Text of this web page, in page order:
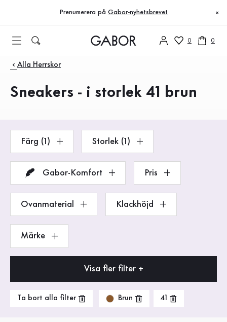
Till innehållsförteckning
Till huvudnavigation
Prenumerera på Gabor-nyhetsbrevet ×
0 0
Produkter
Alla Herrskor
Sneakers - i storlek 41 brun
Färg (1) Storlek (1)
Gabor-Komfort Pris
Ovanmaterial Klackhöjd
Märke
Visa fler filter +
Ta bort alla filter Brun 41